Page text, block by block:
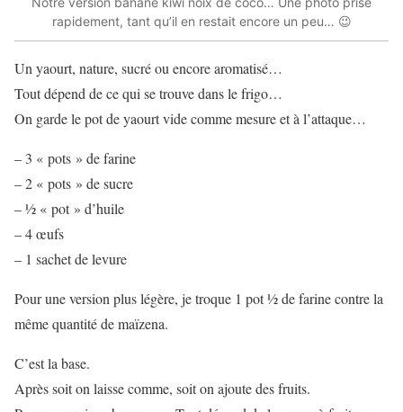
rapidement, tant qu’il en restait encore un peu… 😉
Un yaourt, nature, sucré ou encore aromatisé…
Tout dépend de ce qui se trouve dans le frigo…
On garde le pot de yaourt vide comme mesure et à l’attaque…
– 3 « pots » de farine
– 2 « pots » de sucre
– ½ « pot » d’huile
– 4 œufs
– 1 sachet de levure
Pour une version plus légère, je troque 1 pot ½ de farine contre la
même quantité de maïzena.
C’est la base.
Après soit on laisse comme, soit on ajoute des fruits.